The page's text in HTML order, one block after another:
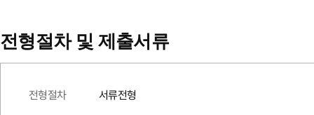
전형절차 및 제출서류
전형절차 서류전형